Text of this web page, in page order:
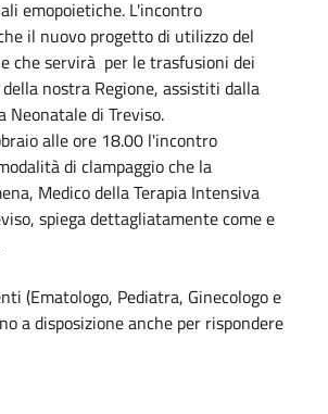
emopoietiche. L'incontro
il nuovo progetto di utilizzo del
che servirà per le trasfusioni dei
nostra Regione, assistiti dalla
Neonatale di Treviso.
alle ore 18.00 l'incontro
di clampaggio che la
Medico della Terapia Intensiva
spiega dettagliatamente come e
(Ematologo, Pediatra, Ginecologo e
a disposizione anche per rispondere